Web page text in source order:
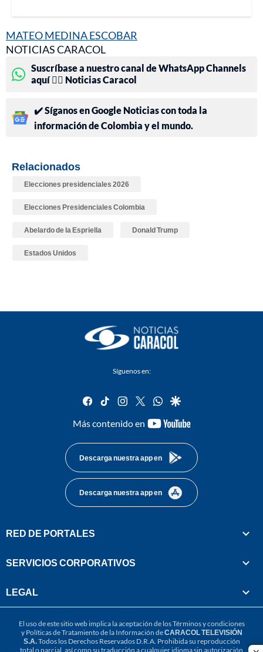
MATEO MEDINA ESCOBAR
NOTICIAS CARACOL
Suscríbase a nuestro canal de WhatsApp Channels
aquí 👉🏻 Noticias Caracol
✔️ Síganos en Google Noticias con toda la
información de Colombia y el mundo.
Relacionados
Elecciones presidenciales 2026
Elecciones Presidenciales Colombia
Abelardo de la Espriella Donald Trump
Estados Unidos
Síguenos en:
facebook
tiktok instagram
twitterwhatsapp
google
Más contenido en
youtube-
Descarga nuestra app en
Descarga nuestra app en
RED DE PORTALES
SERVICIOS CORPORATIVOS
LEGAL
El uso de este sitio web implica la aceptación de losTérminos y condiciones
y Políticas de Tratamiento de la Información deCARACOL TELEVISIÓN
S.A.Todos los Derechos Reservados D.R.A. Prohibida su reproducción
total o parcial, así como su traducción a cualquier idioma sin autorización